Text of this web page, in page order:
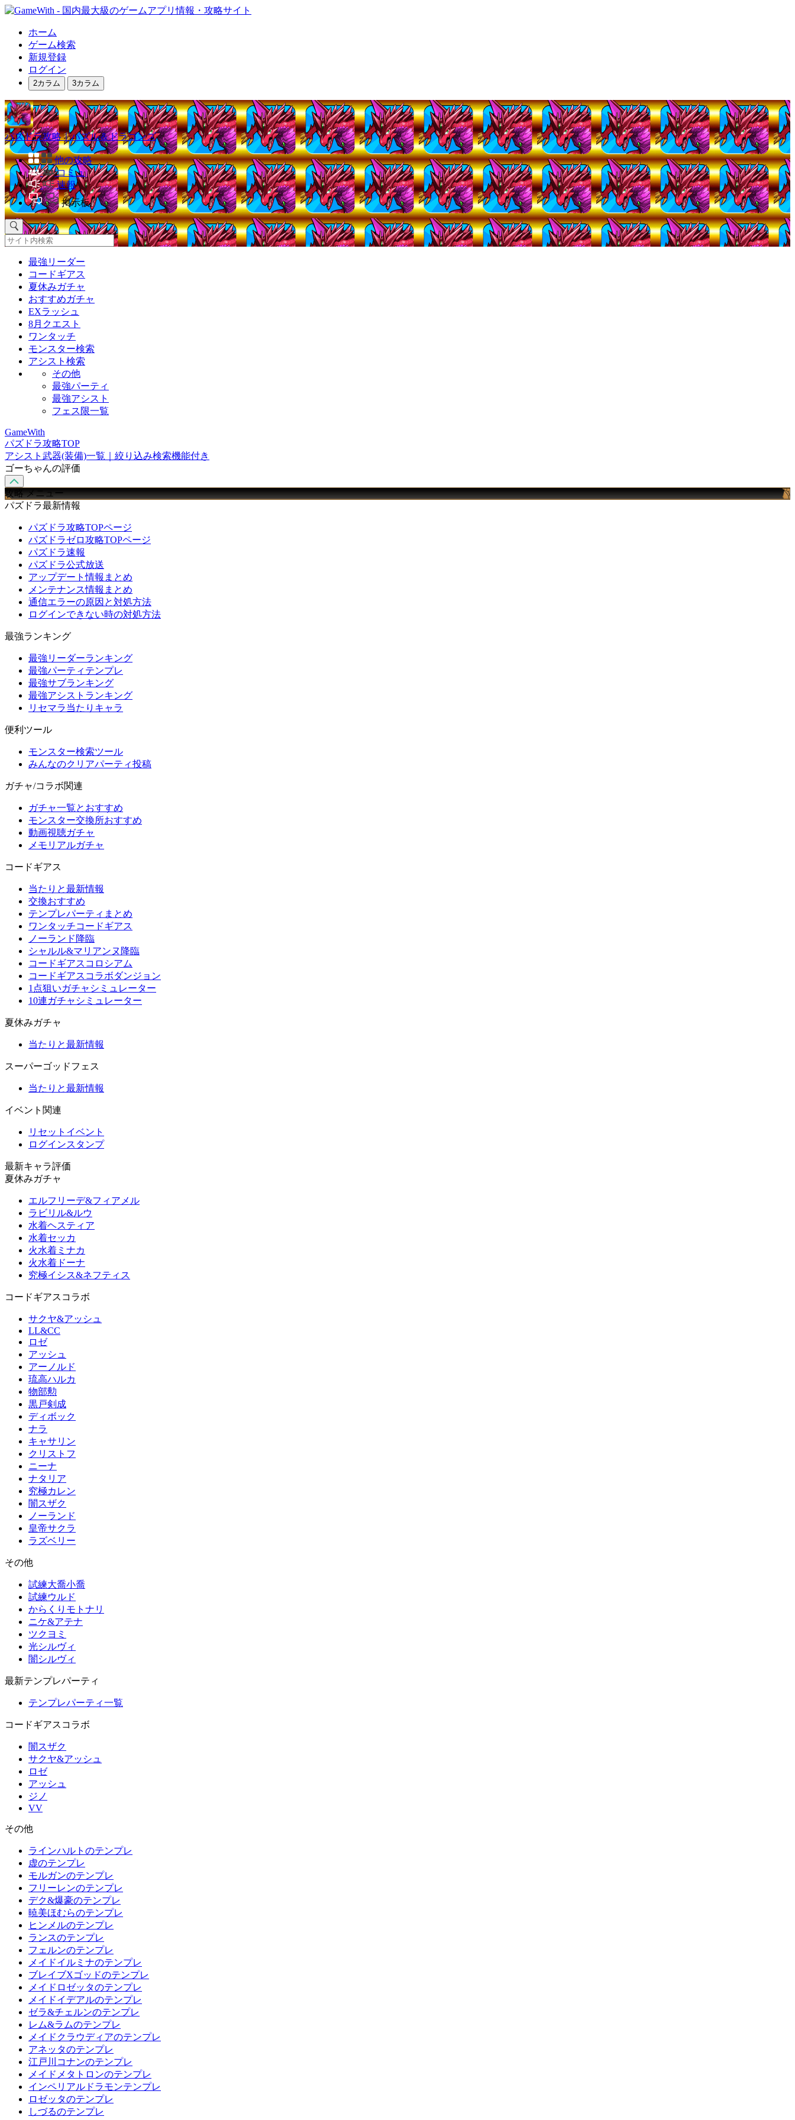
ホーム
ゲーム検索
新規登録
ログイン
2カラム 3カラム
パズドラ攻略｜パズル＆ドラゴンズ
他の攻略
コミュ
速報
掲示板
最強リーダー
コードギアス
夏休みガチャ
おすすめガチャ
EXラッシュ
8月クエスト
ワンタッチ
モンスター検索
アシスト検索
その他
最強パーティ
最強アシスト
フェス限一覧
GameWith
パズドラ攻略TOP
アシスト武器(装備)一覧｜絞り込み検索機能付き
ゴーちゃんの評価
攻略 メニュー
パズドラ最新情報
パズドラ攻略TOPページ
パズドラゼロ攻略TOPページ
パズドラ速報
パズドラ公式放送
アップデート情報まとめ
メンテナンス情報まとめ
通信エラーの原因と対処方法
ログインできない時の対処方法
最強ランキング
最強リーダーランキング
最強パーティテンプレ
最強サブランキング
最強アシストランキング
リセマラ当たりキャラ
便利ツール
モンスター検索ツール
みんなのクリアパーティ投稿
ガチャ/コラボ関連
ガチャ一覧とおすすめ
モンスター交換所おすすめ
動画視聴ガチャ
メモリアルガチャ
コードギアス
当たりと最新情報
交換おすすめ
テンプレパーティまとめ
ワンタッチコードギアス
ノーランド降臨
シャルル&マリアンヌ降臨
コードギアスコロシアム
コードギアスコラボダンジョン
1点狙いガチャシミュレーター
10連ガチャシミュレーター
夏休みガチャ
当たりと最新情報
スーパーゴッドフェス
当たりと最新情報
イベント関連
リセットイベント
ログインスタンプ
最新キャラ評価
夏休みガチャ
エルフリーデ&フィアメル
ラビリル&ルウ
水着ヘスティア
水着セッカ
火水着ミナカ
火水着ドーナ
究極イシス&ネフティス
コードギアスコラボ
サクヤ&アッシュ
LL&CC
ロゼ
アッシュ
アーノルド
琉高ハルカ
物部勲
黒戸剣成
ディボック
ナラ
キャサリン
クリストフ
ニーナ
ナタリア
究極カレン
闇スザク
ノーランド
皇帝サクラ
ラズベリー
その他
試練大喬小喬
試練ウルド
からくりモトナリ
ニケ&アテナ
ツクヨミ
光シルヴィ
闇シルヴィ
最新テンプレパーティ
テンプレパーティ一覧
コードギアスコラボ
闇スザク
サクヤ&アッシュ
ロゼ
アッシュ
ジノ
VV
その他
ラインハルトのテンプレ
虚のテンプレ
モルガンのテンプレ
フリーレンのテンプレ
デク&爆豪のテンプレ
暁美ほむらのテンプレ
ヒンメルのテンプレ
ランスのテンプレ
フェルンのテンプレ
メイドイルミナのテンプレ
ブレイブXゴッドのテンプレ
メイドロゼッタのテンプレ
メイドイデアルのテンプレ
ゼラ&チェルンのテンプレ
レム&ラムのテンプレ
メイドクラウディアのテンプレ
アネッタのテンプレ
江戸川コナンのテンプレ
メイドメタトロンのテンプレ
インペリアルドラモンテンプレ
ロゼッタのテンプレ
しづるのテンプレ